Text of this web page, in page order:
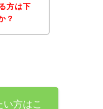
方は下
？
方はこ